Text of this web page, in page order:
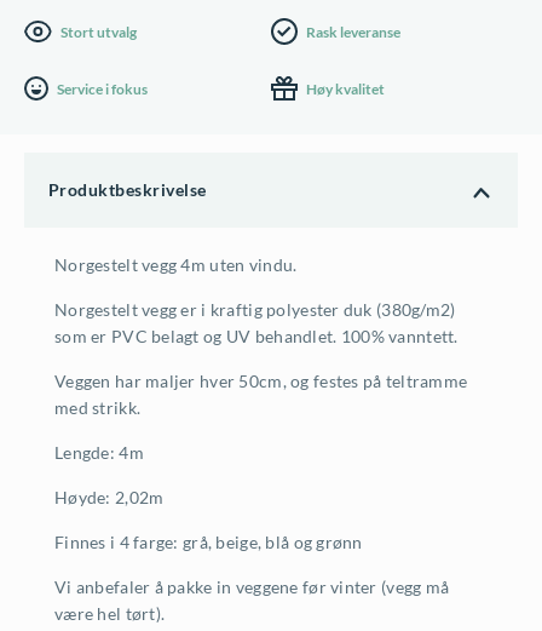
Stort utvalg Rask leveranse
Service i fokus Høy kvalitet
Produktbeskrivelse
Norgestelt vegg 4m uten vindu.
Norgestelt vegg er i kraftig polyester duk (380g/m2)
som er PVC belagt og UV behandlet. 100% vanntett.
Veggen har maljer hver 50cm, og festes på teltramme
med strikk.
Lengde: 4m
Høyde: 2,02m
Finnes i 4 farge: grå, beige, blå og grønn
Vi anbefaler å pakke in veggene før vinter (vegg må
være hel tørt).